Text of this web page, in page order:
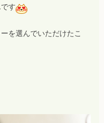
す
を選んでいただけたこ